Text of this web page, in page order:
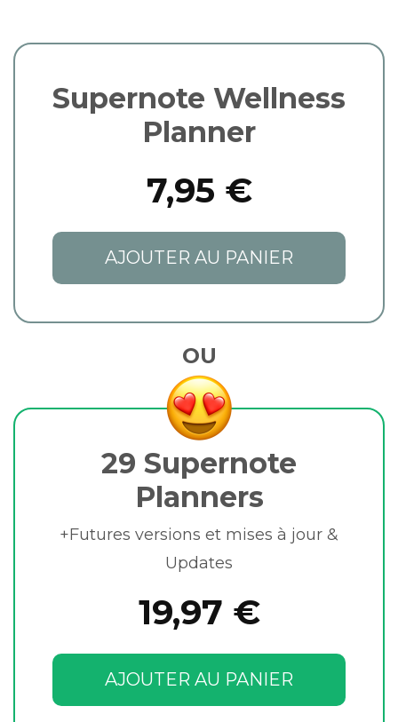
Supernote Wellness
Planner
7,95 €
AJOUTER AU PANIER
OU
29 Supernote
Planners
+Futures versions et mises à jour &
Updates
19,97 €
AJOUTER AU PANIER